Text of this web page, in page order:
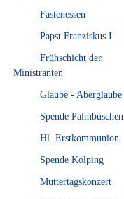
Fastenessen
Papst Franziskus I.
Frühschicht der
Ministranten
Glaube - Aberglaube
Spende Palmbuschen
Hl. Erstkommunion
Spende Kolping
Muttertagskonzert